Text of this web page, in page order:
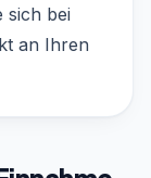
sich bei
an Ihren